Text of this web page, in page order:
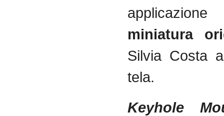
miniatura
Silvia Costa
tela.
Keyhole